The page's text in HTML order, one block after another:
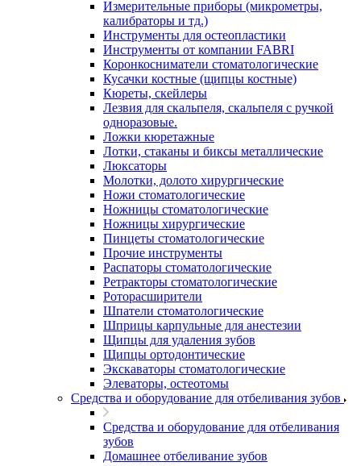
Измерительные приборы (микрометры,
калибраторы и тд.)
Инструменты для остеопластики
Инструменты от компании FABRI
Коронкосниматели стоматологические
Кусачки костные (щипцы костные)
Кюреты, скейлеры
Лезвия для скальпеля, скальпеля с ручкой
одноразовые.
Ложки кюретажные
Лотки, стаканы и биксы металлические
Люксаторы
Молотки, долото хирургические
Ножи стоматологические
Ножницы стоматологические
Ножницы хирургические
Пинцеты стоматологические
Прочие инструменты
Распаторы стоматологические
Ретракторы стоматологические
Роторасширители
Шпатели стоматологические
Шприцы карпульные для анестезии
Щипцы для удаления зубов
Щипцы ортодонтические
Экскаваторы стоматологические
Элеваторы, остеотомы
Средства и оборудование для отбеливания зубов
Средства и оборудование для отбеливания
зубов
Домашнее отбеливание зубов